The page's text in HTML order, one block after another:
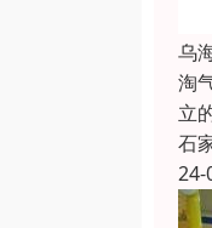
乌
淘
立
石
24-